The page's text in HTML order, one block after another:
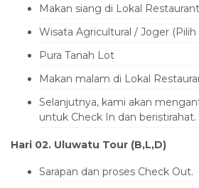
Makan siang di Lokal Restaurant
Wisata Agricultural / Joger (Pilih
Pura Tanah Lot
Makan malam di Lokal
Selanjutnya, kami akan
untuk Check In dan beristirahat.
Hari 02. Uluwatu Tour (B,L,D)
Sarapan dan proses Check Out.